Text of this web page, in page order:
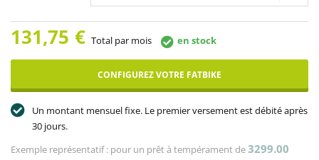
131,75 € Total par mois en stock
CONFIGUREZ VOTRE FATBIKE
Un montant mensuel fixe. Le premier versement est débité après
30 jours.
Exemple représentatif : pour un prêt à tempérament de3299.00